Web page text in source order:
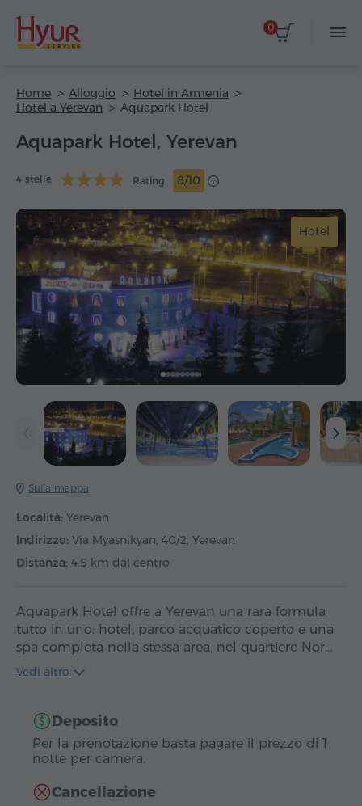
0
Home Alloggio
Hotel in Armenia
Hotel a Yerevan
Aquapark Hotel
Aquapark Hotel, Yerevan
4 stelle Rating 8/10
Hotel
Sulla mappa
Località: Yerevan
Indirizzo: Via Myasnikyan, 40/2, Yerevan
Distanza: 4.5 km dal centro
Aquapark Hotel offre a Yerevan una rara formula
tutto in uno: hotel, parco acquatico coperto e una
spa completa nella stessa area, nel quartiere Nor…
Vedi altro
Deposito
Per la prenotazione basta pagare il prezzo di 1
notte per camera.
Cancellazione